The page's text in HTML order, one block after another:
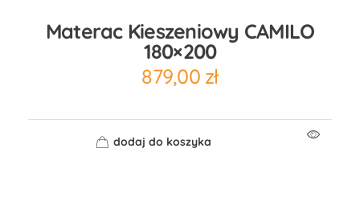
Materac Kieszeniowy CAMILO
180×200
879,00 zł
dodaj do koszyka